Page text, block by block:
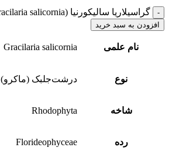
گراسیلاریا سالیکورنیا (Gracilaria salicornia) عدد
افزودن به سبد خرید
نام علمی Gracilaria salicornia
نوع درشت‌جلبک (ماکرو)
شاخه Rhodophyta
رده Florideophyceae